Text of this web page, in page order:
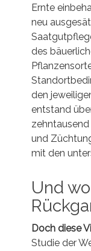
Ernte
neu
des
den
entstand
und
mit den
Und
Doch diese
Studie der